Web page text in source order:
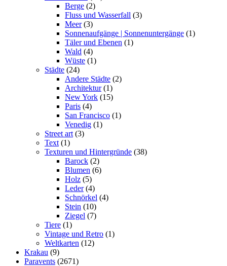
Berge (2)
Fluss und Wasserfall (3)
Meer (3)
Sonnenaufgänge | Sonnenuntergänge (1)
Täler und Ebenen (1)
Wald (4)
Wüste (1)
Städte (24)
Andere Städte (2)
Architektur (1)
New York (15)
Paris (4)
San Francisco (1)
Venedig (1)
Street art (3)
Text (1)
Texturen und Hintergründe (38)
Barock (2)
Blumen (6)
Holz (5)
Leder (4)
Schnörkel (4)
Stein (10)
Ziegel (7)
Tiere (1)
Vintage und Retro (1)
Weltkarten (12)
Krakau (9)
Paravents (2671)